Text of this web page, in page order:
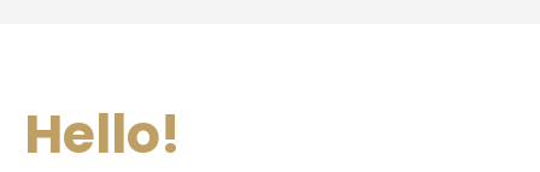
Hello!